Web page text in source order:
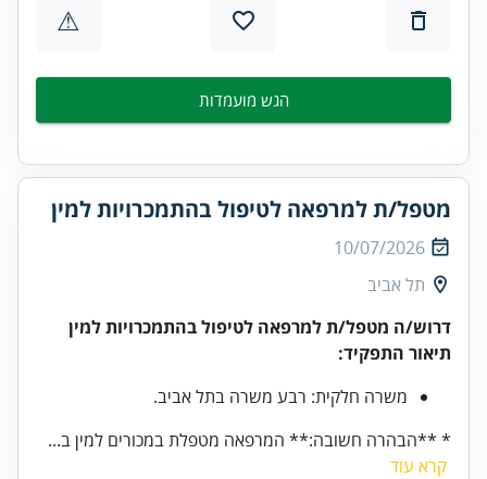
⚠
הגש מועמדות
מטפל/ת למרפאה לטיפול בהתמכרויות למין
10/07/2026
תל אביב
דרוש/ה מטפל/ת למרפאה לטיפול בהתמכרויות למין
תיאור התפקיד:
משרה חלקית: רבע משרה בתל אביב.
* **הבהרה חשובה:** המרפאה מטפלת במכורים למין ב...
קרא עוד